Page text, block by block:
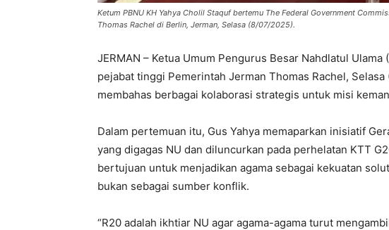
Ketum PBNU KH Yahya Cholil Staquf bertemu The Federal Government
Thomas Rachel di Berlin, Jerman, Selasa (8/07/2025).
JERMAN – Ketua Umum Pengurus Besar Nahdlatul
pejabat tinggi Pemerintah Jerman Thomas Rachel,
membahas berbagai kolaborasi strategis untuk misi
Dalam pertemuan itu, Gus Yahya memaparkan inisiatif
yang digagas NU dan diluncurkan pada perhelatan KTT
bertujuan untuk menjadikan agama sebagai kekuatan
bukan sebagai sumber konflik.
“R20 adalah ikhtiar NU agar agama-agama turut